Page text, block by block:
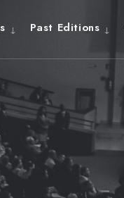
Past Editions